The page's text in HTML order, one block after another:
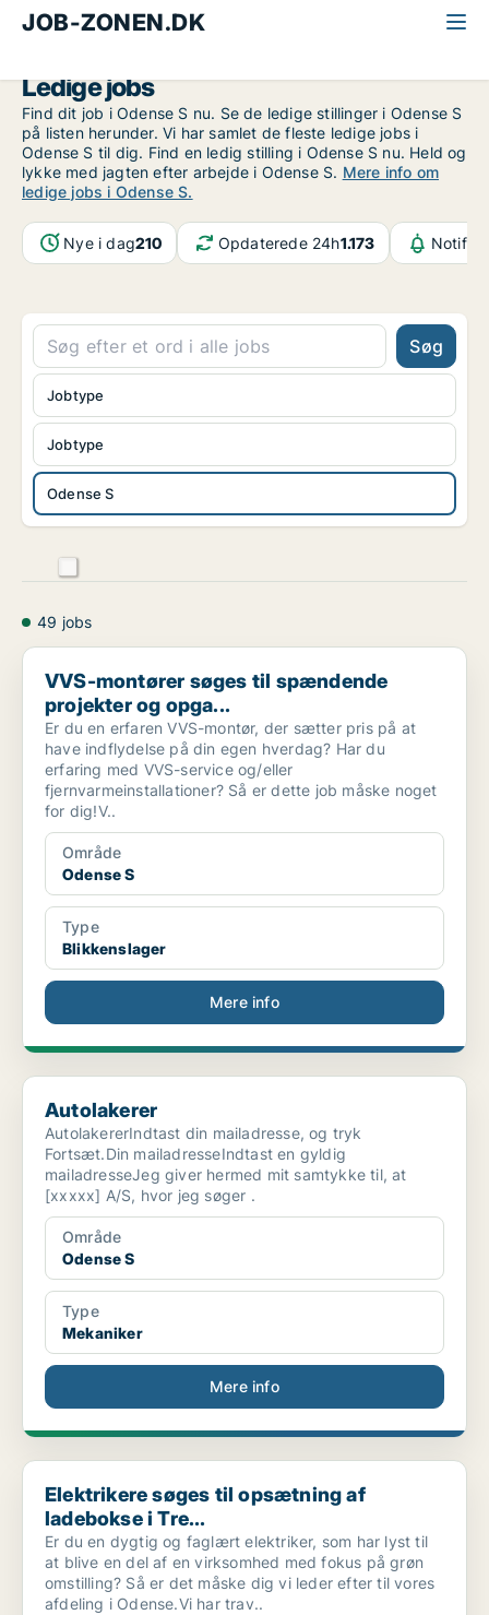
JOB-ZONEN.DK
Ledige jobs
Find dit job i Odense S nu. Se de ledige stillinger i Odense S
på listen herunder. Vi har samlet de fleste ledige jobs i
Odense S til dig. Find en ledig stilling i Odense S nu. Held og
lykke med jagten efter arbejde i Odense S. Mere info om
ledige jobs i Odense S.
Nye i dag210 Opdaterede 24h1.173
Søg
Jobtype
Odense S
Jobtype
49 jobs
VVS-montører søges til spændende projekter og opga...
VVS-montører søges til spændende
projekter og opga...
Er du en erfaren VVS-montør, der sætter pris på at
have indflydelse på din egen hverdag? Har du
erfaring med VVS-service og/eller
fjernvarmeinstallationer? Så er dette job måske noget
for dig!V..
Område
Odense S
Type
Blikkenslager
Mere info
Autolakerer
Autolakerer
AutolakererIndtast din mailadresse, og tryk
Fortsæt.Din mailadresseIndtast en gyldig
mailadresseJeg giver hermed mit samtykke til, at
[xxxxx] A/S, hvor jeg søger .
Område
Odense S
Type
Mekaniker
Mere info
Elektrikere søges til opsætning af ladebokse i Tre...
Elektrikere søges til opsætning af
ladebokse i Tre...
Er du en dygtig og faglært elektriker, som har lyst til
at blive en del af en virksomhed med fokus på grøn
omstilling? Så er det måske dig vi leder efter til vores
afdeling i Odense.Vi har trav..